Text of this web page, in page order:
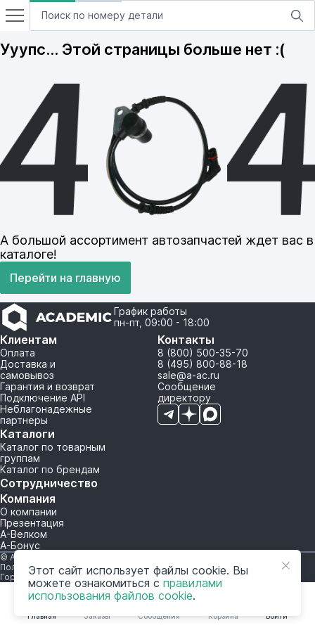
Главная Войти
Заказы Сообщения Корзина
Ууупс… Этой страницы больше нет :(
А большой ассортимент автозапчастей ждет вас в
каталоге!
Перейти на главную
График работы
пн-пт, 09:00 - 18:00
Клиентам
Оплата
Доставка и
самовывоз
Гарантия и возврат
Подключение API
Неблагонадежные
партнеры
Каталоги
Каталог по товарным
группам
Каталог по брендам
Сотрудничество
Компания
О компании
Презентация
А-Велком
А-Бонус
Контакты
8 (800) 500-35-70
8 (495) 800-88-18
sale@a-ac.ru
Сообщение
директору
© A-AC.RU 2015-2026. Все права защищены.
Политика обработки персональных данных
Горячая линия корпоративного регулирования и контроля
Этот сайт использует файлы cookie. Вы
можете ознакомиться с правилами
использования файлов cookie.